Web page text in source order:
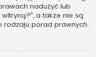
nadużyć lub
a także nie są
rodzaju porad prawnych.